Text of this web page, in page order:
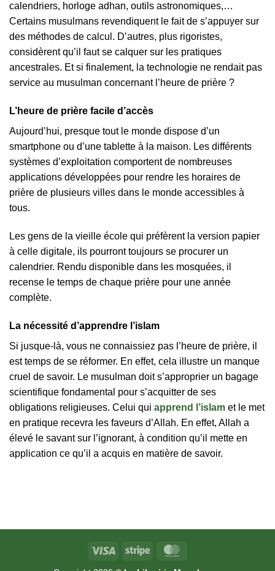
calendriers, horloge adhan, outils astronomiques,…
Certains musulmans revendiquent le fait de s’appuyer sur
des méthodes de calcul. D’autres, plus rigoristes,
considèrent qu’il faut se calquer sur les pratiques
ancestrales. Et si finalement, la technologie ne rendait pas
service au musulman concernant l’heure de prière ?
L’heure de prière facile d’accès
Aujourd’hui, presque tout le monde dispose d’un
smartphone ou d’une tablette à la maison. Les différents
systèmes d’exploitation comportent de nombreuses
applications développées pour rendre les horaires de
prière de plusieurs villes dans le monde accessibles à
tous.
Les gens de la vieille école qui préfèrent la version papier
à celle digitale, ils pourront toujours se procurer un
calendrier. Rendu disponible dans les mosquées, il
recense le temps de chaque prière pour une année
complète.
La nécessité d’apprendre l’islam
Si jusque-là, vous ne connaissiez pas l’heure de prière, il
est temps de se réformer. En effet, cela illustre un manque
cruel de savoir. Le musulman doit s’approprier un bagage
scientifique fondamental pour s’acquitter de ses
obligations religieuses. Celui qui apprend l’islam et le met
en pratique recevra les faveurs d’Allah. En effet, Allah a
élevé le savant sur l’ignorant, à condition qu’il mette en
application ce qu’il a acquis en matière de savoir.
Visa Stripe